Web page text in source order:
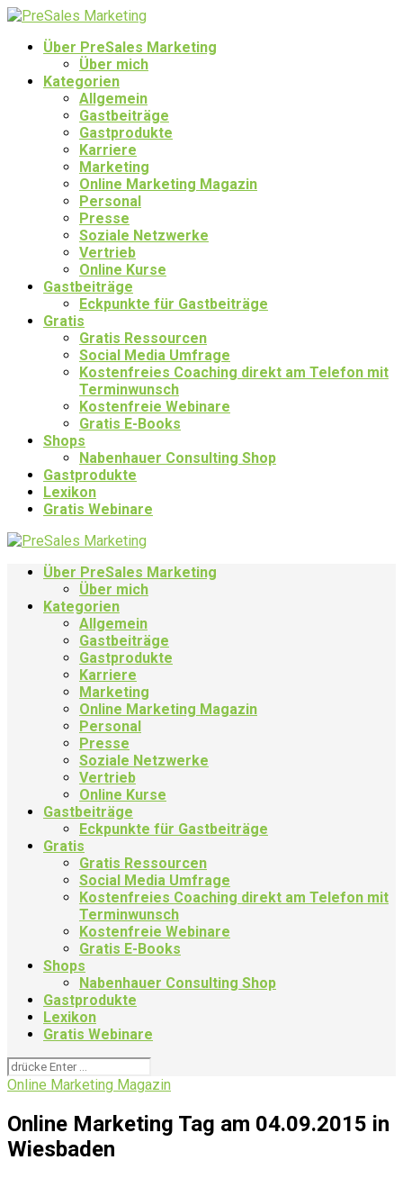
Über PreSales Marketing
Über mich
Kategorien
Allgemein
Gastbeiträge
Gastprodukte
Karriere
Marketing
Online Marketing Magazin
Personal
Presse
Soziale Netzwerke
Vertrieb
Online Kurse
Gastbeiträge
Eckpunkte für Gastbeiträge
Gratis
Gratis Ressourcen
Social Media Umfrage
Kostenfreies Coaching direkt am Telefon mit
Terminwunsch
Kostenfreie Webinare
Gratis E-Books
Shops
Nabenhauer Consulting Shop
Gastprodukte
Lexikon
Gratis Webinare
Über PreSales Marketing
Über mich
Kategorien
Allgemein
Gastbeiträge
Gastprodukte
Karriere
Marketing
Online Marketing Magazin
Personal
Presse
Soziale Netzwerke
Vertrieb
Online Kurse
Gastbeiträge
Eckpunkte für Gastbeiträge
Gratis
Gratis Ressourcen
Social Media Umfrage
Kostenfreies Coaching direkt am Telefon mit
Terminwunsch
Kostenfreie Webinare
Gratis E-Books
Shops
Nabenhauer Consulting Shop
Gastprodukte
Lexikon
Gratis Webinare
Online Marketing Magazin
Online Marketing Tag am 04.09.2015 in
Wiesbaden